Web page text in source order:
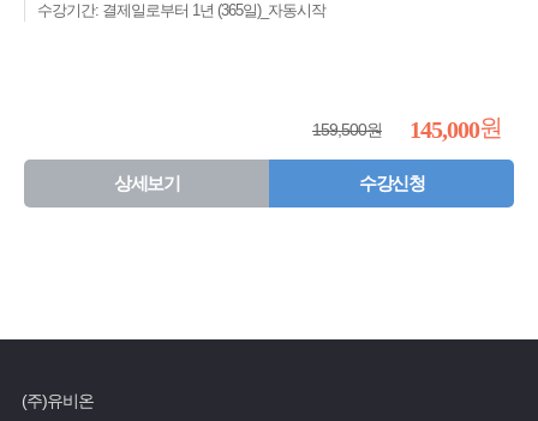
수강기간: 결제일로부터 1년 (365일)_자동시작
159,500원 145,000원
상세보기 수강신청
(주)유비온